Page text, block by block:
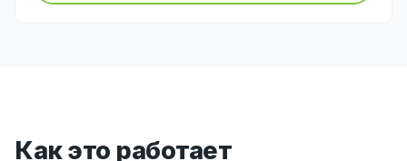
Как это работает